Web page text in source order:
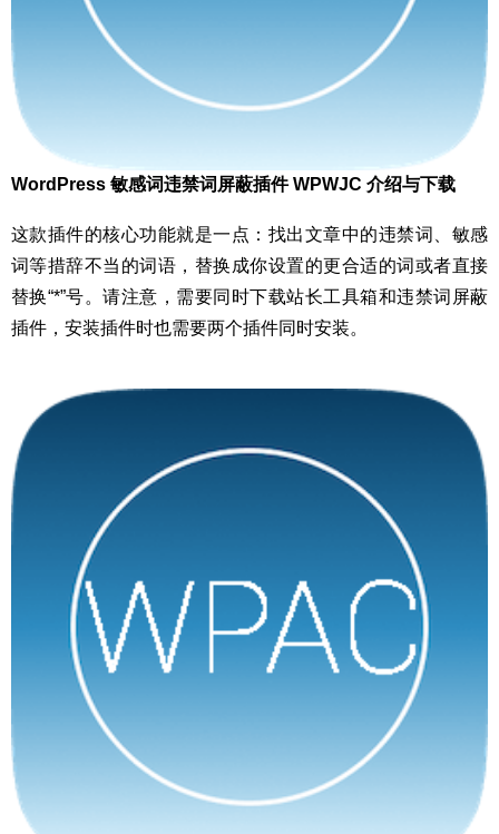
WordPress 敏感词违禁词屏蔽插件 WPWJC 介绍与下载
这款插件的核心功能就是一点：找出文章中的违禁词、敏感
词等措辞不当的词语，替换成你设置的更合适的词或者直接
替换“*”号。请注意，需要同时下载站长工具箱和违禁词屏蔽
插件，安装插件时也需要两个插件同时安装。